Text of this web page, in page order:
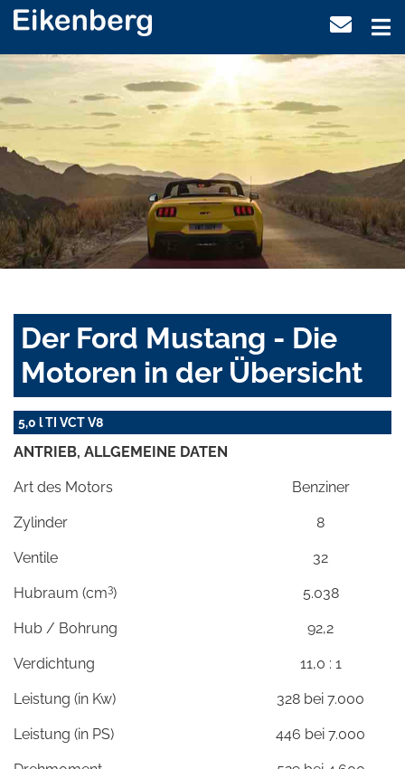
Der Ford Mustang - Die
Motoren in der Übersicht
5,0 l TI VCT V8
ANTRIEB, ALLGEMEINE DATEN
Art des Motors Benziner
Zylinder 8
Ventile 32
Hubraum (cm3) 5.038
Hub / Bohrung 92,2
Verdichtung 11,0 : 1
Leistung (in Kw) 328 bei 7.000
Leistung (in PS) 446 bei 7.000